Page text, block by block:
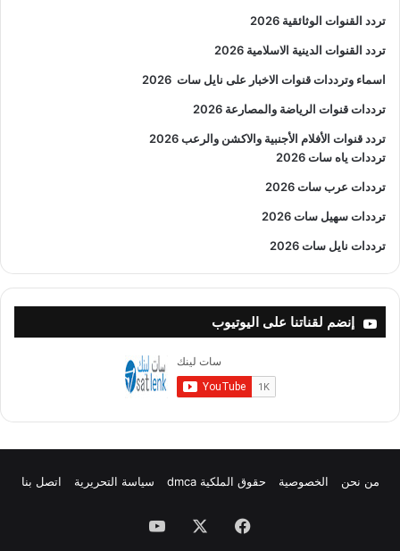
تردد القنوات الوثائقية 2026
تردد القنوات الدينية الاسلامية 2026
اسماء وترددات قنوات الاخبار على نايل سات 2026
ترددات قنوات الرياضة والمصارعة 2026
تردد قنوات الأفلام الأجنبية والاكشن والرعب2026
ترددات ياه سات 2026
ترددات عرب سات 2026
ترددات سهيل سات 2026
ترددات نايل سات 2026
إنضم لقناتنا على اليوتيوب
من نحن الخصوصية حقوق الملكية dmca سياسة التحريرية اتصل بنا
فيسبوك